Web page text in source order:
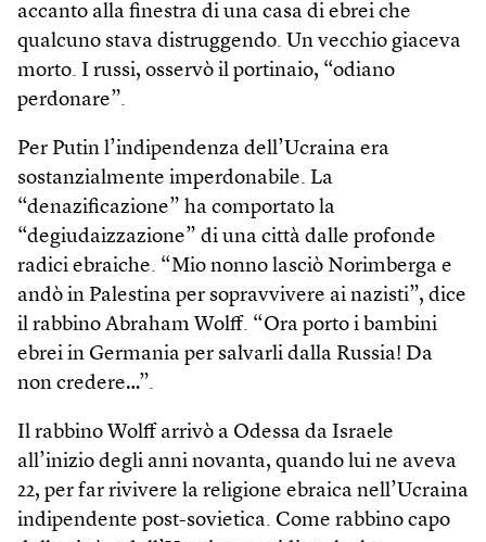
accanto alla finestra di una casa di ebrei che
qualcuno stava distruggendo. Un vecchio giaceva
morto. I russi, osservò il portinaio, “odiano
perdonare”.
Per Putin l’indipendenza dell’Ucraina era
sostanzialmente imperdonabile. La
“denazificazione” ha comportato la
“degiudaizzazione” di una città dalle profonde
radici ebraiche. “Mio nonno lasciò Norimberga e
andò in Palestina per sopravvivere ai nazisti”, dice
il rabbino Abraham Wolff. “Ora porto i bambini
ebrei in Germania per salvarli dalla Russia! Da
non credere…”.
Il rabbino Wolff arrivò a Odessa da Israele
all’inizio degli anni novanta, quando lui ne aveva
22, per far rivivere la religione ebraica nell’Ucraina
indipendente post-sovietica. Come rabbino capo